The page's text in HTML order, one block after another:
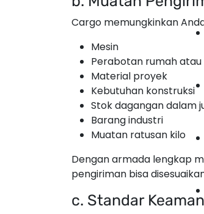
Cargo memungkinkan
Mesin
Perabotan rumah
Material proyek
Kebutuhan konstruksi
Stok dagangan dalam
Barang industri
Muatan ratusan kilo
Dengan armada lengkap
pengiriman bisa
c. Standar